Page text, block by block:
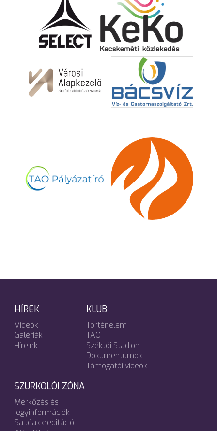
HÍREK
Videók
Galériák
Híreink
KLUB
Történelem
TAO
Széktói Stadion
Dokumentumok
Támogatói videók
SZURKOLÓI ZÓNA
Mérkőzés és
jegyinformációk
Sajtóakkreditáció